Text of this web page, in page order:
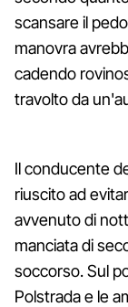
scansare il
manovra
cadendo
travolto da
Il conducente
riuscito ad
avvenuto di
manciata di
soccorso. Sul
Polstrada e le